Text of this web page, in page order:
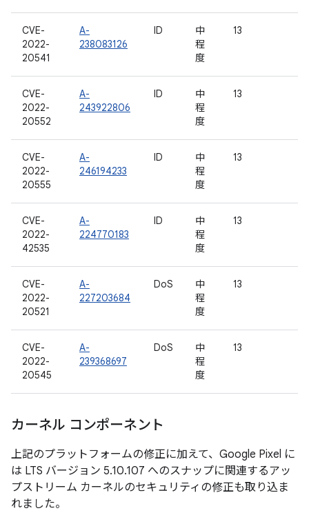
CVE-
2022-
20541
A-
238083126
ID
中
程
度
13
CVE-
2022-
20552
A-
243922806
ID
中
程
度
13
CVE-
2022-
20555
A-
246194233
ID
中
程
度
13
CVE-
2022-
42535
A-
224770183
ID
中
程
度
13
CVE-
2022-
20521
A-
227203684
DoS
中
程
度
13
CVE-
2022-
20545
A-
239368697
DoS
中
程
度
13
カーネル コンポーネント
上記のプラットフォームの修正に加えて、Google Pixel に
は LTS バージョン 5.10.107 へのスナップに関連するアッ
プストリーム カーネルのセキュリティの修正も取り込ま
れました。